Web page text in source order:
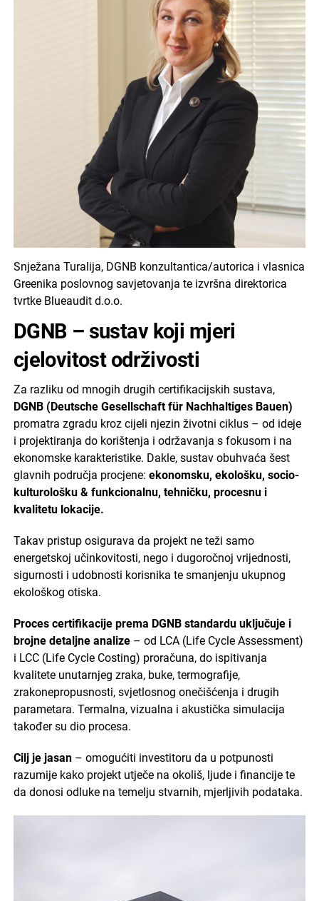
Snježana Turalija, DGNB konzultantica/autorica i vlasnica
Greenika poslovnog savjetovanja te izvršna direktorica
tvrtke Blueaudit d.o.o.
DGNB – sustav koji mjeri
cjelovitost održivosti
Za razliku od mnogih drugih certifikacijskih sustava,
DGNB (Deutsche Gesellschaft für Nachhaltiges Bauen)
promatra zgradu kroz cijeli njezin životni ciklus – od ideje
i projektiranja do korištenja i održavanja s fokusom i na
ekonomske karakteristike. Dakle, sustav obuhvaća šest
glavnih područja procjene: ekonomsku, ekološku, socio-
kulturološku & funkcionalnu, tehničku, procesnu i
kvalitetu lokacije.
Takav pristup osigurava da projekt ne teži samo
energetskoj učinkovitosti, nego i dugoročnoj vrijednosti,
sigurnosti i udobnosti korisnika te smanjenju ukupnog
ekološkog otiska.
Proces certifikacije prema DGNB standardu uključuje i
brojne detaljne analize– od LCA (Life Cycle Assessment)
i LCC (Life Cycle Costing) proračuna, do ispitivanja
kvalitete unutarnjeg zraka, buke, termografije,
zrakonepropusnosti, svjetlosnog onečišćenja i drugih
parametara. Termalna, vizualna i akustička simulacija
također su dio procesa.
Cilj je jasan– omogućiti investitoru da u potpunosti
razumije kako projekt utječe na okoliš, ljude i financije te
da donosi odluke na temelju stvarnih, mjerljivih podataka.